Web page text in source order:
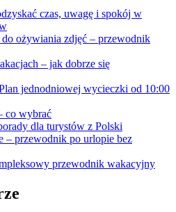
czas, uwagę i spokój w
ożywiania zdjęć – przewodnik
– jak dobrze się
jednodniowej wycieczki od 10:00
co wybrać
dla turystów z Polski
– przewodnik po urlopie bez
przewodnik wakacyjny